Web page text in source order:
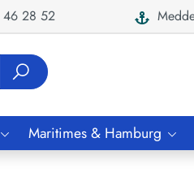
28 52
Maritimes & Hamburg